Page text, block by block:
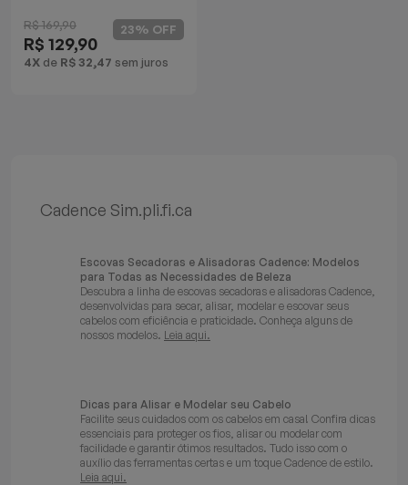
R$ 169,90
R$ 129,90
4X de R$ 32,47 sem juros
23% OFF
Cadence Sim.pli.fi.ca
Escovas Secadoras e Alisadoras Cadence: Modelos
para Todas as Necessidades de Beleza
Descubra a linha de escovas secadoras e alisadoras Cadence,
desenvolvidas para secar, alisar, modelar e escovar seus
cabelos com eficiência e praticidade. Conheça alguns de
nossos modelos. Leia aqui.
Dicas para Alisar e Modelar seu Cabelo
Facilite seus cuidados com os cabelos em casa! Confira dicas
essenciais para proteger os fios, alisar ou modelar com
facilidade e garantir ótimos resultados. Tudo isso com o
auxílio das ferramentas certas e um toque Cadence de estilo.
Leia aqui.